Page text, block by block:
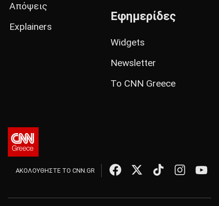
Απόψεις
Explainers
Εφημερίδες
Widgets
Newsletter
Το CNN Greece
ΑΚΟΛΟΥΘΗΣΤΕ ΤΟ CNN.GR